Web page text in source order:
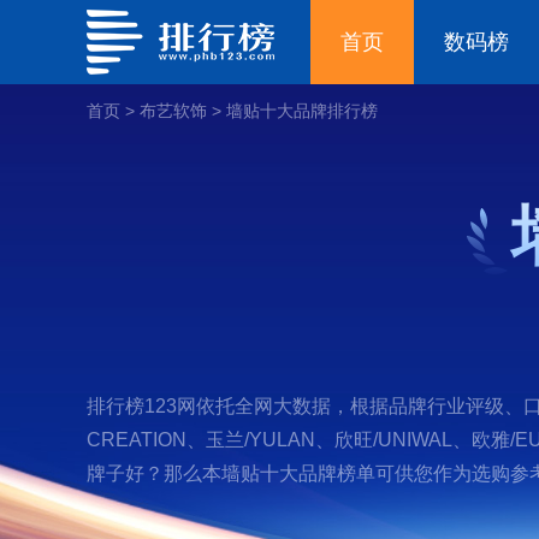
首页 数码榜
首页 > 布艺软饰 > 墙贴十大品牌排行榜
排行榜123网依托全网大数据，根据品牌行业评级、
CREATION、玉兰/YULAN、欣旺/UNIWAL、欧雅/
牌子好？那么本墙贴十大品牌榜单可供您作为选购